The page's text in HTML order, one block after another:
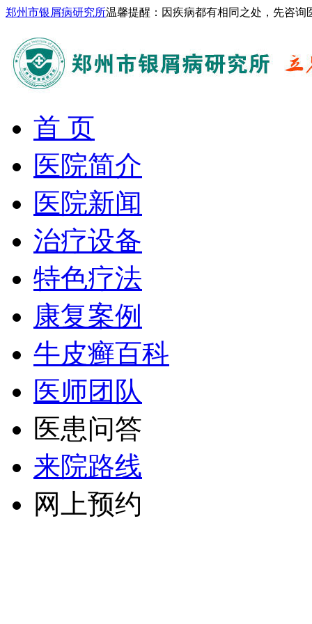
郑州市银屑病研究所温馨提醒：因疾病都有相同之处，先咨
首 页
医院简介
医院新闻
治疗设备
特色疗法
康复案例
牛皮癣百科
医师团队
医患问答
来院路线
网上预约